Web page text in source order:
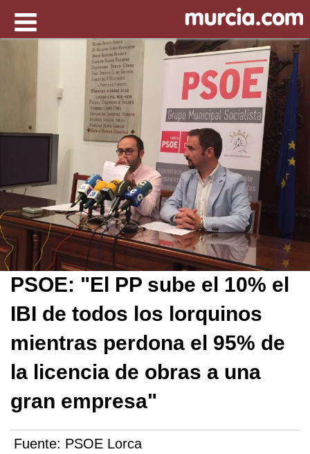
PSOE: "El PP sube el 10% el
IBI de todos los lorquinos
mientras perdona el 95% de
la licencia de obras a una
gran empresa"
Fuente: PSOE Lorca